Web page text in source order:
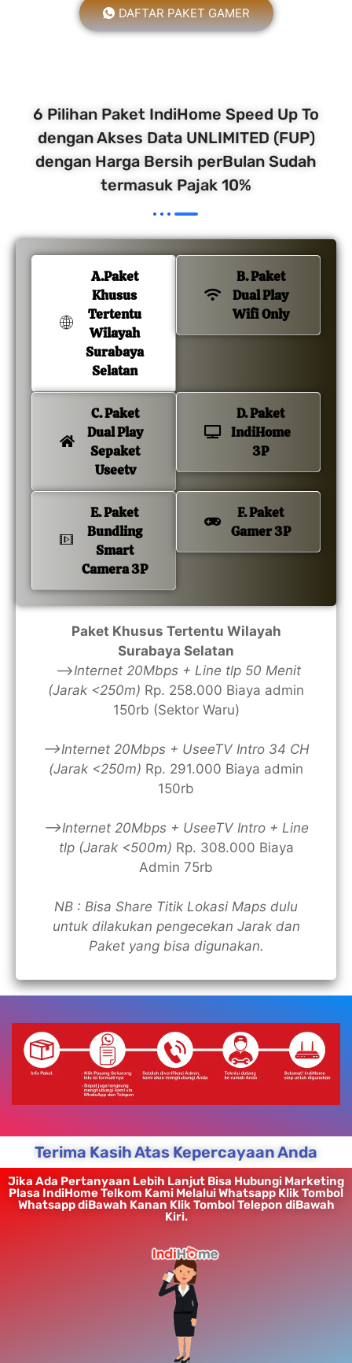
DAFTAR PAKET GAMER
6 Pilihan Paket IndiHome Speed Up To
dengan Akses Data UNLIMITED (FUP)
dengan Harga Bersih perBulan Sudah
termasuk Pajak 10%
A.Paket
Khusus
Tertentu
Wilayah
Surabaya
Selatan
B. Paket
Dual Play
Wifi Only
C. Paket
Dual Play
Sepaket
Useetv
D. Paket
IndiHome
3P
E. Paket
Bundling
Smart
Camera 3P
F. Paket
Gamer 3P
Paket Khusus Tertentu Wilayah
Surabaya Selatan
—>Internet 20Mbps + Line tlp 50 Menit
(Jarak <250m) Rp. 258.000 Biaya admin
150rb (Sektor Waru)
—>Internet 20Mbps + UseeTV Intro 34 CH
(Jarak <250m) Rp. 291.000 Biaya admin
150rb
—>Internet 20Mbps + UseeTV Intro + Line
tlp (Jarak <500m) Rp. 308.000 Biaya
Admin 75rb
NB : Bisa Share Titik Lokasi Maps dulu
untuk dilakukan pengecekan Jarak dan
Paket yang bisa digunakan.
Terima Kasih Atas Kepercayaan Anda
Jika Ada Pertanyaan Lebih Lanjut Bisa Hubungi Marketing
Plasa IndiHome Telkom Kami Melalui Whatsapp Klik Tombol
Whatsapp diBawah Kanan Klik Tombol Telepon diBawah
Kiri.